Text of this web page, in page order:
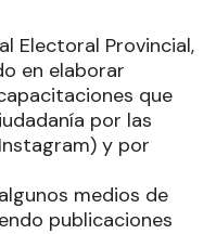
Electoral Provincial,
en elaborar
que
por las
y por
medios de
publicaciones